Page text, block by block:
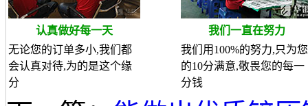
认真做好每一天
我们一直在努力
无论您的订单多小,我们都
会认真对待,为的是这个缘
分
我们用100%的努力,只为您
的10分满意,敬畏您的每一
分钱